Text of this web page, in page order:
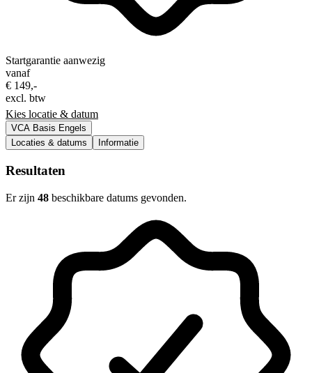
Startgarantie aanwezig
vanaf
€ 149,-
excl. btw
Kies locatie & datum
VCA Basis Engels
Locaties & datums
Informatie
Resultaten
Er zijn 48 beschikbare datums gevonden.